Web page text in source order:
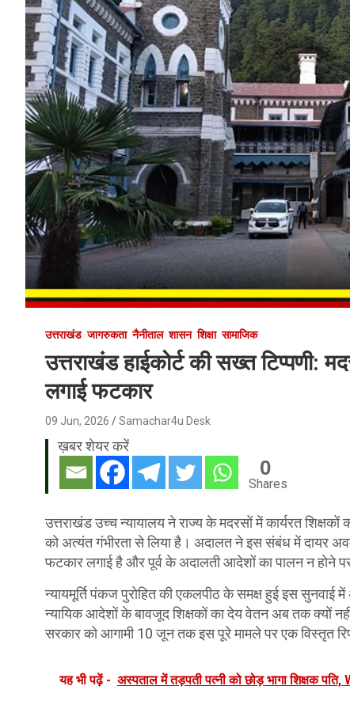
उत्तराखंड जागरुकता नैनीताल शासन शिक्षा सामाजिक
उत्तराखंड हाईकोर्ट की सख्त टिप्पणी:
लगाई फटकार
09 Jun, 2026 Samachar4u Desk
ख़बर शेयर करें
0
Shares
उत्तराखंड उच्च न्यायालय ने राज्य के मदरसों में कार्यरत
को अत्यंत गंभीरता से लिया है। अदालत ने इस संबंध में दायर
फटकार लगाई है और पूर्व के अदालती आदेशों का पालन न होने
न्यायमूर्ति पंकज पुरोहित की एकलपीठ के समक्ष हुई इस
न्यायिक आदेशों के बावजूद शिक्षकों का देय वेतन अब तक क्यों
सरकार को आगामी 10 जून तक इस पूरे मामले पर एक विस्तृत
यह भी पढ़ें - अस्पताल में तड़पती पत्नी को छोड़ भागा शिक्षक